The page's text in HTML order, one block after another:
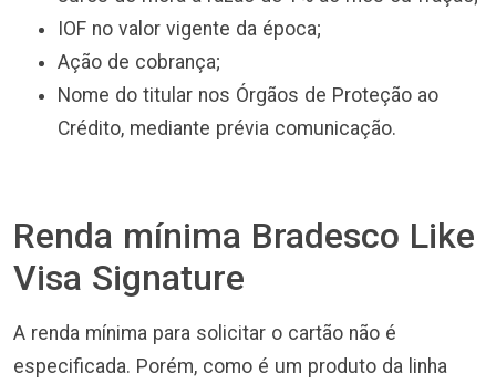
IOF no valor vigente da época;
Ação de cobrança;
Nome do titular nos Órgãos de Proteção ao
Crédito, mediante prévia comunicação.
Renda mínima Bradesco Like
Visa Signature
A renda mínima para solicitar o cartão não é
especificada. Porém, como é um produto da linha